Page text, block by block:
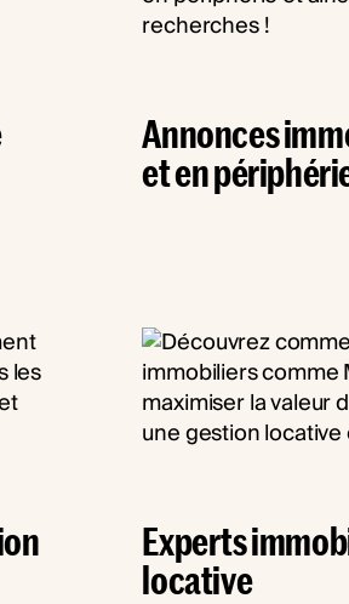
Annonces
et en
Experts
locative